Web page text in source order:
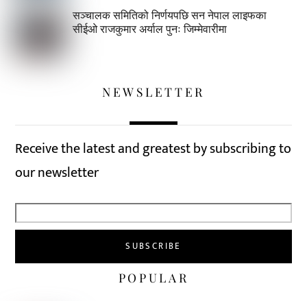
सञ्चालक समितिको निर्णयपछि सन नेपाल लाइफका
सीईओ राजकुमार अर्याल पुनः जिम्मेवारीमा
NEWSLETTER
Receive the latest and greatest by subscribing to
our newsletter
POPULAR